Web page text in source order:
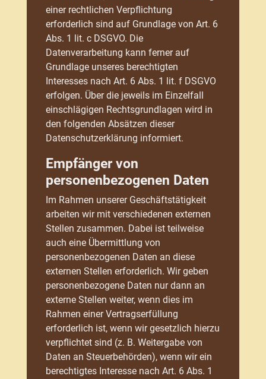
einer rechtlichen Verpflichtung
erforderlich sind auf Grundlage von Art. 6
Abs. 1 lit. c DSGVO. Die
Datenverarbeitung kann ferner auf
Grundlage unseres berechtigten
Interesses nach Art. 6 Abs. 1 lit. f DSGVO
erfolgen. Über die jeweils im Einzelfall
einschlägigen Rechtsgrundlagen wird in
den folgenden Absätzen dieser
Datenschutzerklärung informiert.
Empfänger von
personenbezogenen Daten
Im Rahmen unserer Geschäftstätigkeit
arbeiten wir mit verschiedenen externen
Stellen zusammen. Dabei ist teilweise
auch eine Übermittlung von
personenbezogenen Daten an diese
externen Stellen erforderlich. Wir geben
personenbezogene Daten nur dann an
externe Stellen weiter, wenn dies im
Rahmen einer Vertragserfüllung
erforderlich ist, wenn wir gesetzlich hierzu
verpflichtet sind (z. B. Weitergabe von
Daten an Steuerbehörden), wenn wir ein
berechtigtes Interesse nach Art. 6 Abs. 1